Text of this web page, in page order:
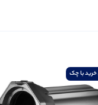
خرید با چک